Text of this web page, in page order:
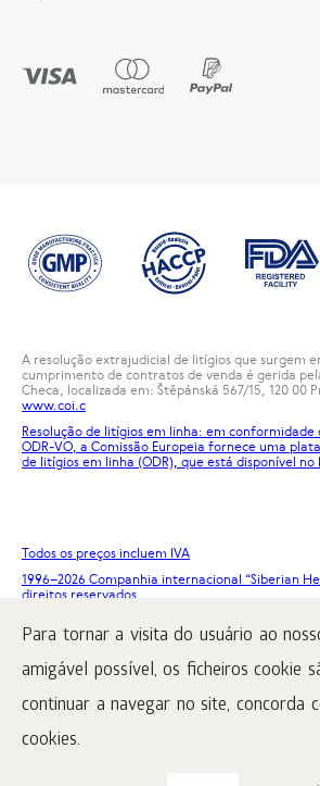
Para tornar a visita do usuário ao
amigável possível, os ficheiros cookie
continuar a navegar no site, concorda
cookies.
A resolução extrajudicial de litígios que surgem
cumprimento de contratos de venda é gerida
Checa, localizada em: Štěpánská 567/15, 120 00
www.coi.c
Resolução de litígios em linha: em conformidade
ODR-VO, a Comissão Europeia fornece uma
de litígios em linha (ODR), que está disponível no
Todos os preços incluem IVA
1996–2026 Companhia internacional “Siberian
direitos reservados.
colocação obrigatória de um link ativo para
Reclamação
Termos de compra